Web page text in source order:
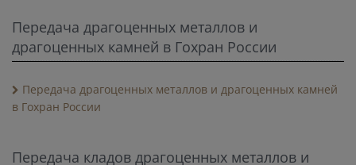
Передача драгоценных металлов и
драгоценных камней в Гохран России
Передача драгоценных металлов и драгоценных камней
в Гохран России
Передача кладов драгоценных металлов и